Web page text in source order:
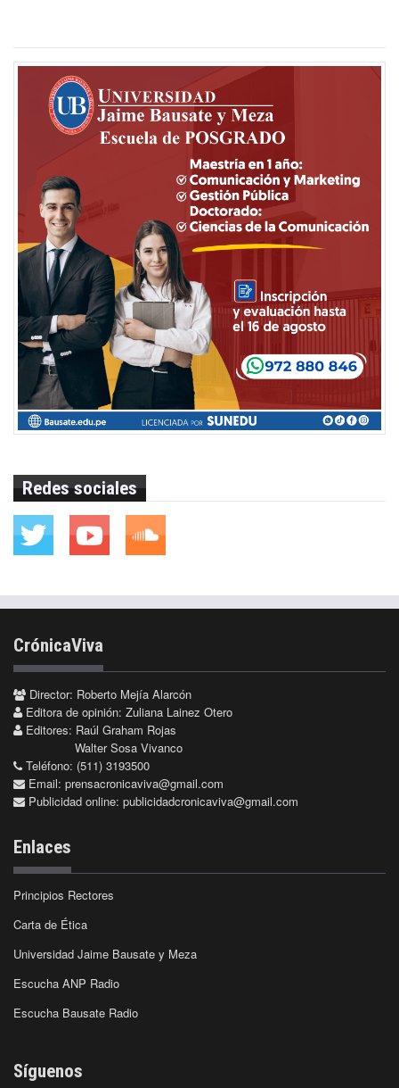
Redes sociales
CrónicaViva
Director: Roberto Mejía Alarcón
Editora de opinión: Zuliana Lainez Otero
Editores: Raúl Graham Rojas
Walter Sosa Vivanco
Teléfono: (511) 3193500
Email: prensacronicaviva@gmail.com
Publicidad online: publicidadcronicaviva@gmail.com
Enlaces
Principios Rectores
Carta de Ética
Universidad Jaime Bausate y Meza
Escucha ANP Radio
Escucha Bausate Radio
Síguenos